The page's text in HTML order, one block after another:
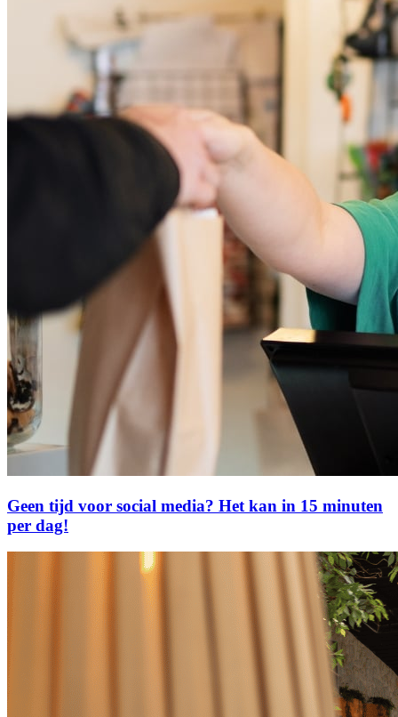
Geen tijd voor social media? Het kan in 15 minuten
per dag!